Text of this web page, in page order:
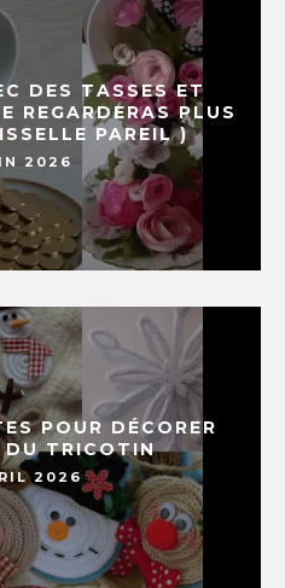
DES TASSES ET
REGARDERAS PLUS
PAREIL )
2026
POUR DÉCORER
DU TRICOTIN
2026